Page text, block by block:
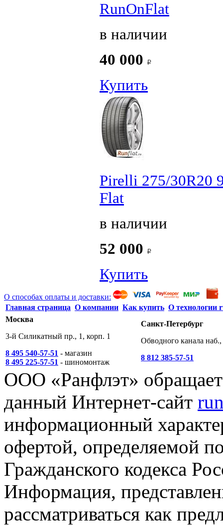
RunOnFlat
в наличии
40 000
Купить
Pirelli 275/30R20
Flat
в наличии
52 000
Купить
О способах оплаты и доставки:
Главная страница О компании Как купить О технологии
Москва
3-й Силикатный пр., 1, корп. 1
8 495 540-57-51 - магазин
8 495 225-57-51 - шиномонтаж
Санкт-Петербург
Обводного канала
8 812 385-57-51
ООО «Ранфлэт»
данный Интернет-сайт
информационный
офертой, определяемой
Гражданского кодекса
Информация,
рассматриваться как